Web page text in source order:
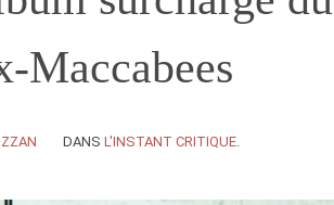
Maccabees
DANS L'INSTANT CRITIQUE